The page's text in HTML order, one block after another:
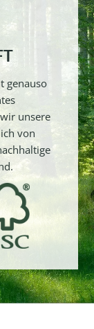
genauso
unsere
von